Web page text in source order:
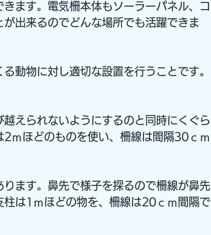
ます。電気柵本体もソーラーパネル、コ
出来るのでどんな場所でも活躍できま
動物に対し適切な設置を行うことです。
えられないようにするのと同時にくぐら
ｍほどのものを使い、柵線は間隔30ｃｍ
ます。鼻先で様子を探るので柵線が鼻先
柱は1ｍほどの物を、柵線は20ｃｍ間隔で